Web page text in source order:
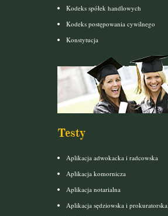
Kodeks spółek handlowych
Kodeks postępowania cywilnego
Konstytucja
Testy
Aplikacja adwokacka i radcowska
Aplikacja komornicza
Aplikacja notarialna
Aplikacja sędziowska i prokuratorska